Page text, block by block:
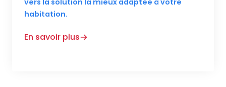
vers la solution la mieux adaptée à votre
habitation.
En savoir plus